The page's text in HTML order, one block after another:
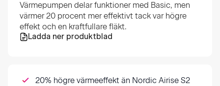
Värmepumpen delar funktioner med Basic, men
värmer 20 procent mer effektivt tack var högre
effekt och en kraftfullare fläkt.
Ladda ner produktblad
20% högre värmeeffekt än Nordic Airise S2